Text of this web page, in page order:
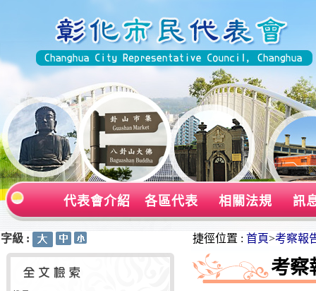
代表會介紹 各區代表 相關法規 訊
字級 : 捷徑位置 : 首頁>考察報
考察